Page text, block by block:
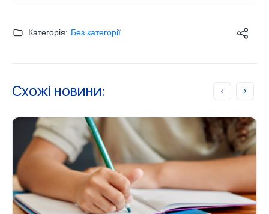
Категорія: Без категорії
Схожі новини: